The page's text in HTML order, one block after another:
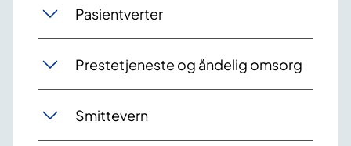
Pasientverter
Prestetjeneste og åndelig omsorg
Smittevern